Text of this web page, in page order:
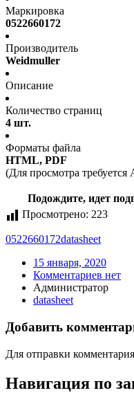
Маркировка
0522660172
Производитель
Weidmuller
Описание
Количество страниц
4 шт.
Форматы файла
HTML, PDF
(Для просмотра требуется
Подождите, идет
Просмотрено: 223
0522660172datasheet
15 января, 2020
Комментариев нет
Администратор
datasheet
Добавить
Для отправки
Навигация по